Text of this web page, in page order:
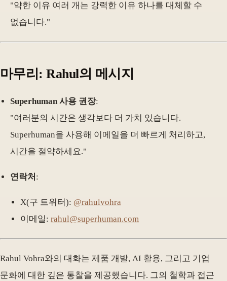
"약한 이유 여러 개는 강력한 이유 하나를 대체할 수
없습니다."
마무리: Rahul의 메시지
Superhuman 사용 권장:
"여러분의 시간은 생각보다 더 가치 있습니다.
Superhuman을 사용해 이메일을 더 빠르게 처리하고,
시간을 절약하세요."
연락처 :
X(구 트위터): @rahulvohra
이메일: rahul@superhuman.com
Rahul Vohra와의 대화는 제품 개발, AI 활용, 그리고 기업
문화에 대한 깊은 통찰을 제공했습니다. 그의 철학과 접근